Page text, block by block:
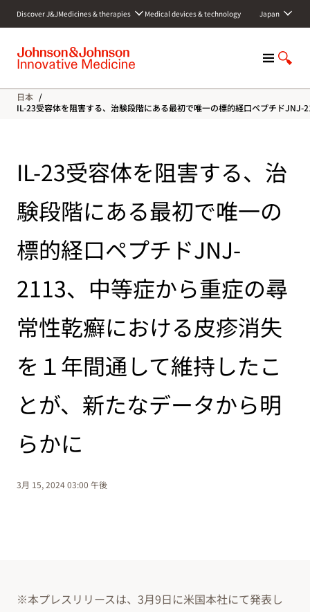
c
Discover J&JMedicines & therapies Medical devices & technology Japan
M
n
u
S
o
w
r
c
日本 /
IL-23受容体を阻害する、治験段階にある最初で唯一の標的経口ペプチド
IL-23受容体を阻害する、治
験段階にある最初で唯一の
標的経口ペプチドJNJ-
2113、中等症から重症の尋
常性乾癬における皮疹消失
を１年間通して維持したこ
とが、新たなデータから明
らかに
3月 15, 2024 03:00 午後
※本プレスリリースは、3月9日に米国本社にて発表し